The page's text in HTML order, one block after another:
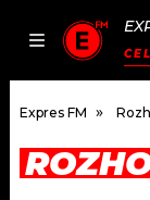
DOMŮ
Expres FM